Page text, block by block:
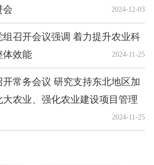
会
2024-12-03
召开会议强调 着力提升农业科
体效能
2024-11-25
常务会议 研究支持东北地区加
农业、强化农业建设项目管理
2024-11-25